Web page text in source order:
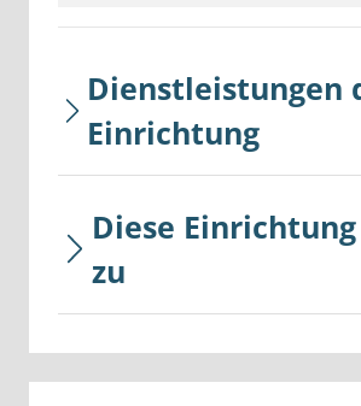
Dienstleistungen
Einrichtung
Diese
zu